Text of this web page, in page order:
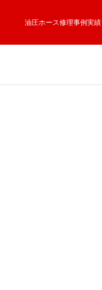
油圧ホース修理事例実績